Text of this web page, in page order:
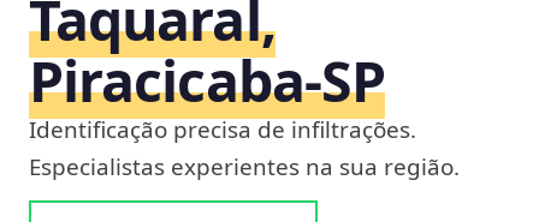
Taquaral,
Piracicaba‑SP
Identificação precisa de infiltrações.
Especialistas experientes na sua região.